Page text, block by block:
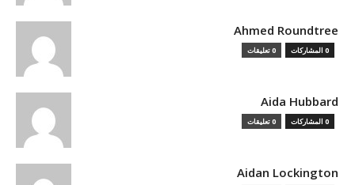
Ahmed Roundtree
0 المشاركات 0 تعليقات
Aida Hubbard
0 المشاركات 0 تعليقات
Aidan Lockington